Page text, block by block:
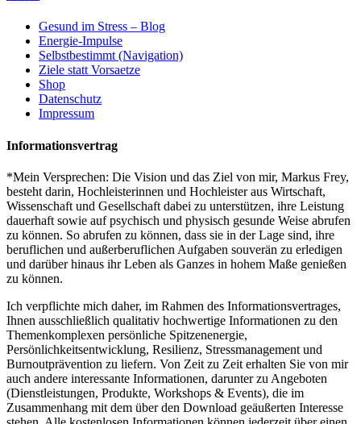
Gesund im Stress – Blog
Energie-Impulse
Selbstbestimmt (Navigation)
Ziele statt Vorsaetze
Shop
Datenschutz
Impressum
Informationsvertrag
*Mein Versprechen: Die Vision und das Ziel von mir, Markus Frey,
besteht darin, Hochleisterinnen und Hochleister aus Wirtschaft,
Wissenschaft und Gesellschaft dabei zu unterstützen, ihre Leistung
dauerhaft sowie auf psychisch und physisch gesunde Weise abrufen
zu können. So abrufen zu können, dass sie in der Lage sind, ihre
beruflichen und außerberuflichen Aufgaben souverän zu erledigen
und darüber hinaus ihr Leben als Ganzes in hohem Maße genießen
zu können.
Ich verpflichte mich daher, im Rahmen des Informationsvertrages,
Ihnen ausschließlich qualitativ hochwertige Informationen zu den
Themenkomplexen persönliche Spitzenenergie,
Persönlichkeitsentwicklung, Resilienz, Stressmanagement und
Burnoutprävention zu liefern. Von Zeit zu Zeit erhalten Sie von mir
auch andere interessante Informationen, darunter zu Angeboten
(Dienstleistungen, Produkte, Workshops & Events), die im
Zusammenhang mit dem über den Download geäußerten Interesse